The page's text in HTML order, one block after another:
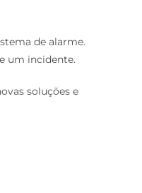
de alarme.
um incidente.
soluções e